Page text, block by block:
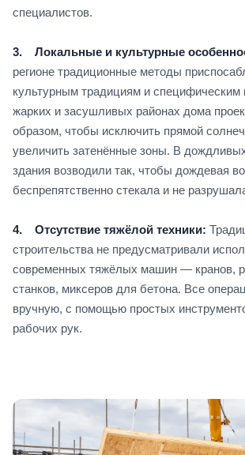
специалистов.
3. Локальные и культурные
регионе традиционные методы
культурным традициям и специфическим
жарких и засушливых районах дома
образом, чтобы исключить прямой
увеличить затенённые зоны. В
здания возводили так, чтобы дождевая
беспрепятственно стекала и не
4. Отсутствие тяжёлой техники:
строительства не предусматривали
современных тяжёлых машин — кранов,
станков, миксеров для бетона. Все
вручную, с помощью простых
рабочих рук.